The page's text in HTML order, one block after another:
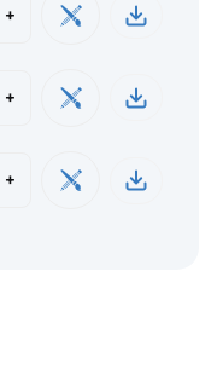
+
+
+